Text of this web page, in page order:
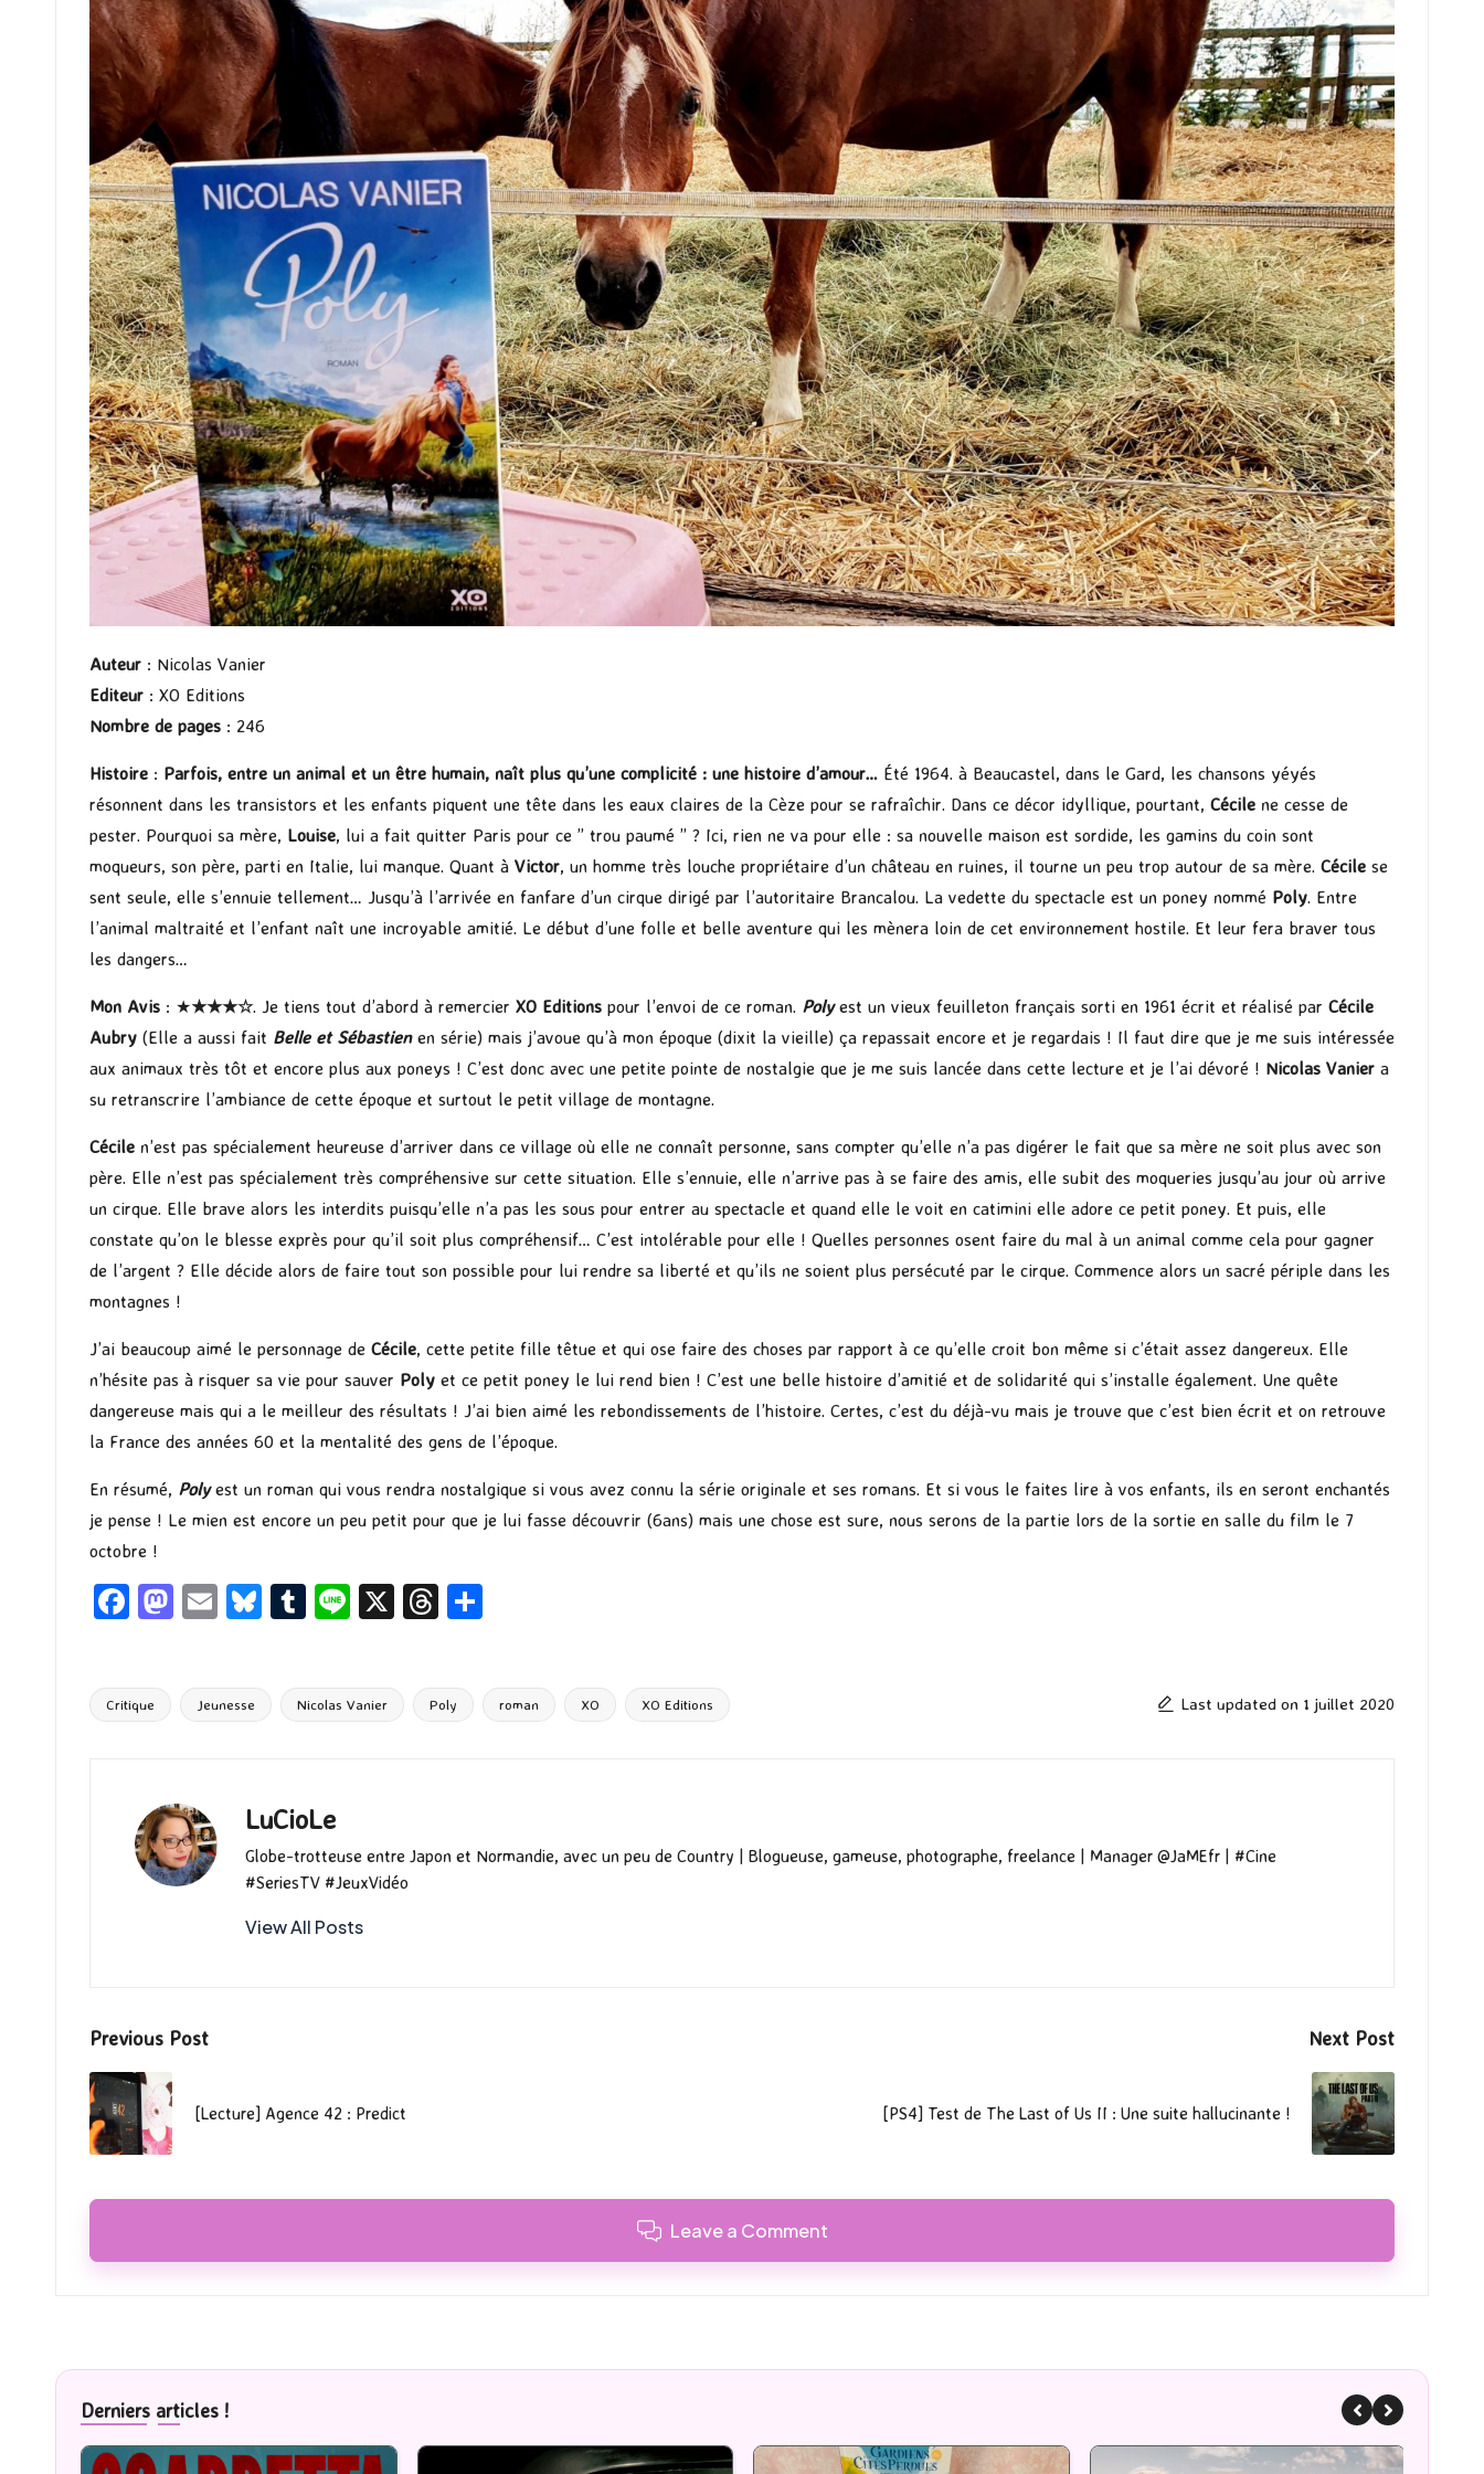
Auteur : Nicolas Vanier
Editeur : XO Editions
Nombre de pages : 246
Histoire : Parfois, entre un animal et un être humain, naît plus qu’une complicité : une histoire d’amour… Été 1964. à Beaucastel, dans le Gard, les chansons yéyés
résonnent dans les transistors et les enfants piquent une tête dans les eaux claires de la Cèze pour se rafraîchir. Dans ce décor idyllique, pourtant, Cécile ne cesse de
pester. Pourquoi sa mère, Louise, lui a fait quitter Paris pour ce ” trou paumé ” ? Ici, rien ne va pour elle : sa nouvelle maison est sordide, les gamins du coin sont
moqueurs, son père, parti en Italie, lui manque. Quant à Victor, un homme très louche propriétaire d’un château en ruines, il tourne un peu trop autour de sa mère. Cécile se
sent seule, elle s’ennuie tellement… Jusqu’à l’arrivée en fanfare d’un cirque dirigé par l’autoritaire Brancalou. La vedette du spectacle est un poney nommé Poly. Entre
l’animal maltraité et l’enfant naît une incroyable amitié. Le début d’une folle et belle aventure qui les mènera loin de cet environnement hostile. Et leur fera braver tous
les dangers…
Mon Avis : ★★★★☆. Je tiens tout d’abord à remercier XO Editions pour l’envoi de ce roman. Polyest un vieux feuilleton français sorti en 1961 écrit et réalisé par Cécile
Aubry (Elle a aussi fait Belle et Sébastien en série) mais j’avoue qu’à mon époque (dixit la vieille) ça repassait encore et je regardais ! Il faut dire que je me suis intéressée
aux animaux très tôt et encore plus aux poneys ! C’est donc avec une petite pointe de nostalgie que je me suis lancée dans cette lecture et je l’ai dévoré ! Nicolas Vanier a
su retranscrire l’ambiance de cette époque et surtout le petit village de montagne.
Cécile n’est pas spécialement heureuse d’arriver dans ce village où elle ne connaît personne, sans compter qu’elle n’a pas digérer le fait que sa mère ne soit plus avec son
père. Elle n’est pas spécialement très compréhensive sur cette situation. Elle s’ennuie, elle n’arrive pas à se faire des amis, elle subit des moqueries jusqu’au jour où arrive
un cirque. Elle brave alors les interdits puisqu’elle n’a pas les sous pour entrer au spectacle et quand elle le voit en catimini elle adore ce petit poney. Et puis, elle
constate qu’on le blesse exprès pour qu’il soit plus compréhensif… C’est intolérable pour elle ! Quelles personnes osent faire du mal à un animal comme cela pour gagner
de l’argent ? Elle décide alors de faire tout son possible pour lui rendre sa liberté et qu’ils ne soient plus persécuté par le cirque. Commence alors un sacré périple dans les
montagnes !
J’ai beaucoup aimé le personnage de Cécile, cette petite fille têtue et qui ose faire des choses par rapport à ce qu’elle croit bon même si c’était assez dangereux. Elle
n’hésite pas à risquer sa vie pour sauver Poly et ce petit poney le lui rend bien ! C’est une belle histoire d’amitié et de solidarité qui s’installe également. Une quête
dangereuse mais qui a le meilleur des résultats ! J’ai bien aimé les rebondissements de l’histoire. Certes, c’est du déjà-vu mais je trouve que c’est bien écrit et on retrouve
la France des années 60 et la mentalité des gens de l’époque.
En résumé, Polyest un roman qui vous rendra nostalgique si vous avez connu la série originale et ses romans. Et si vous le faites lire à vos enfants, ils en seront enchantés
je pense ! Le mien est encore un peu petit pour que je lui fasse découvrir (6ans) mais une chose est sure, nous serons de la partie lors de la sortie en salle du film le 7
octobre !
Fa
o
M
d
E
l
Bl
ky
T
bl
Li X
T
ds g
Tags:
Critique Jeunesse Nicolas Vanier Poly roman XO XO Editions Last updated on 1 juillet 2020
LuCioLe
Globe-trotteuse entre Japon et Normandie, avec un peu de Country | Blogueuse, gameuse, photographe, freelance | Manager @JaMEfr | #Cine
#SeriesTV #JeuxVidéo
View All Posts
Post
navigation
Previous Post
[Lecture] Agence 42 : Predict
Next Post
[PS4] Test de The Last of Us II : Une suite hallucinante !
Leave a Comment
Derniers articles !